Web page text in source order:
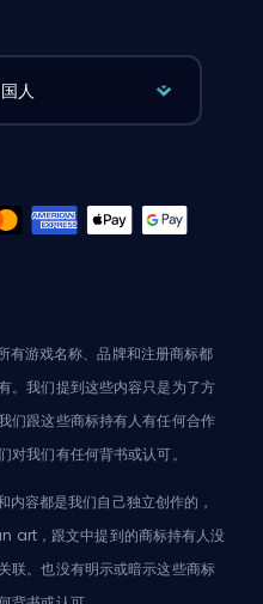
人
有游戏名称、品牌和注册商标都
。我们提到这些内容只是为了方
们跟这些商标持有人有任何合作
对我们有任何背书或认可。
容都是我们自己独立创作的，
art，跟文中提到的商标持有人没
联。也没有明示或暗示这些商标